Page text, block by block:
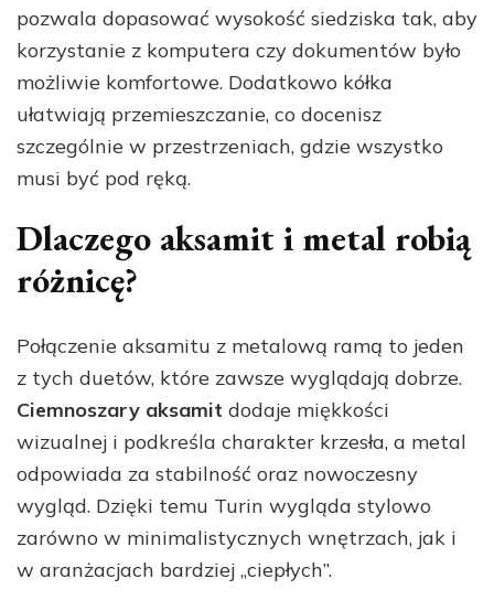
pozwala dopasować wysokość siedziska tak, aby
korzystanie z komputera czy dokumentów było
możliwie komfortowe. Dodatkowo kółka
ułatwiają przemieszczanie, co docenisz
szczególnie w przestrzeniach, gdzie wszystko
musi być pod ręką.
Dlaczego aksamit i metal robią
różnicę?
Połączenie aksamitu z metalową ramą to jeden
z tych duetów, które zawsze wyglądają dobrze.
Ciemnoszary aksamit dodaje miękkości
wizualnej i podkreśla charakter krzesła, a metal
odpowiada za stabilność oraz nowoczesny
wygląd. Dzięki temu Turin wygląda stylowo
zarówno w minimalistycznych wnętrzach, jak i
w aranżacjach bardziej „ciepłych”.